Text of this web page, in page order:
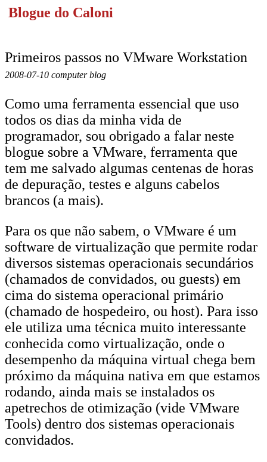
Blogue do Caloni
Primeiros passos no VMware Workstation
2008-07-10 computer blog
Como uma ferramenta essencial que uso
todos os dias da minha vida de
programador, sou obrigado a falar neste
blogue sobre a VMware, ferramenta que
tem me salvado algumas centenas de horas
de depuração, testes e alguns cabelos
brancos (a mais).
Para os que não sabem, o VMware é um
software de virtualização que permite rodar
diversos sistemas operacionais secundários
(chamados de convidados, ou guests) em
cima do sistema operacional primário
(chamado de hospedeiro, ou host). Para isso
ele utiliza uma técnica muito interessante
conhecida como virtualização, onde o
desempenho da máquina virtual chega bem
próximo da máquina nativa em que estamos
rodando, ainda mais se instalados os
apetrechos de otimização (vide VMware
Tools) dentro dos sistemas operacionais
convidados.